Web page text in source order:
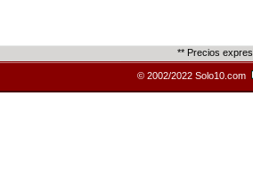
** Precios
© 2002/2022 Solo10.com